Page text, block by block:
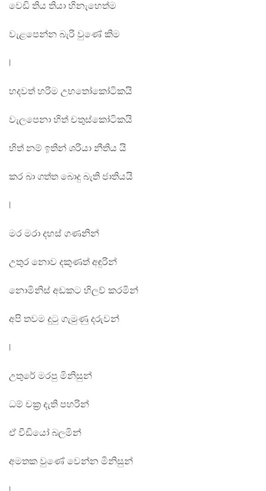
වෙඩි තිය තියා හිනැහෙත්ම
වැළපෙන්න බැරි වුණේ කිම
|
හදවත් හරිම උභතෝකෝටිකයි
වැලපෙනා හිත් චතුස්කෝටිකයි
හිත් නම් ඉතින් ශරියා නීතිය යි
කර බා ගත්ත බොදු බැති ජාතියයි
|
මර මරා දහස් ගණනින්
උතුර නොව දකුණත් අඳුරින්
නොමිනිස් අඩකට හිලව් කරමින්
අපි තවම දුටු ගැමුණු දරුවන්
|
උතුරේ මරපු මිනිසුන්
ධම් චක්‍ර දැති පහරින්
ඒ වීඩියෝ බලමින්
අමතක වුණේ වෙන්න මිනිසුන්